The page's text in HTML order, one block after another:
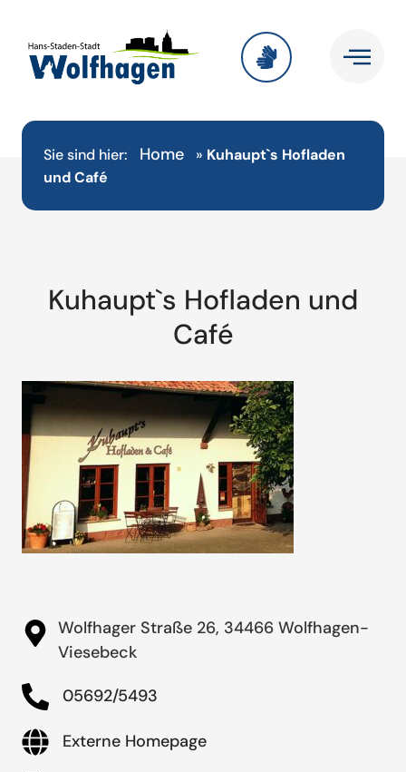
Sie sind hier: Home » Kuhaupt`s Hofladen
und Café
Kuhaupt`s Hofladen und
Café
Wolfhager Straße 26, 34466 Wolfhagen-
Viesebeck
05692/5493
Externe Homepage